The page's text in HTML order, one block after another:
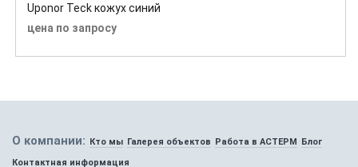
Uponor Teck кожух синий
цена по запросу
О компании: Кто мы Галерея объектов Работа в АСТЕРМ Блог
Контактная информация